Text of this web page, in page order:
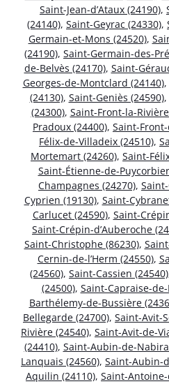
Saint-Jean-d’Ataux (24190),
(24140), Saint-Geyrac (24330),
Germain-et-Mons (24520),
(24190), Saint-Germain-des-
de-Belvès (24170), Saint-
Georges-de-Montclard (24140),
(24130), Saint-Geniès (24590),
(24300), Saint-Front-la-
Pradoux (24400), Saint-Front-
Félix-de-Villadeix (24510),
Mortemart (24260), Saint-
Saint-Étienne-de-
Champagnes (24270),
Cyprien (19130), Saint-
Carlucet (24590), Saint-
Saint-Crépin-d’Auberoche
Saint-Christophe (86230),
Cernin-de-l’Herm (24550),
(24560), Saint-Cassien (24540)
(24500), Saint-Capraise-
Barthélemy-de-Bussière
Bellegarde (24700), Saint-Avit-
Rivière (24540), Saint-Avit-de-
(24410), Saint-Aubin-de-
Lanquais (24560), Saint-Aubin-
Aquilin (24110), Saint-